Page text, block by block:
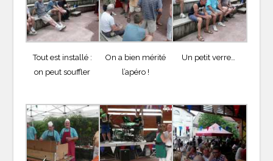
Tout est installé :
on peut souffler
On a bien mérité
l’apéro !
Un petit verre…